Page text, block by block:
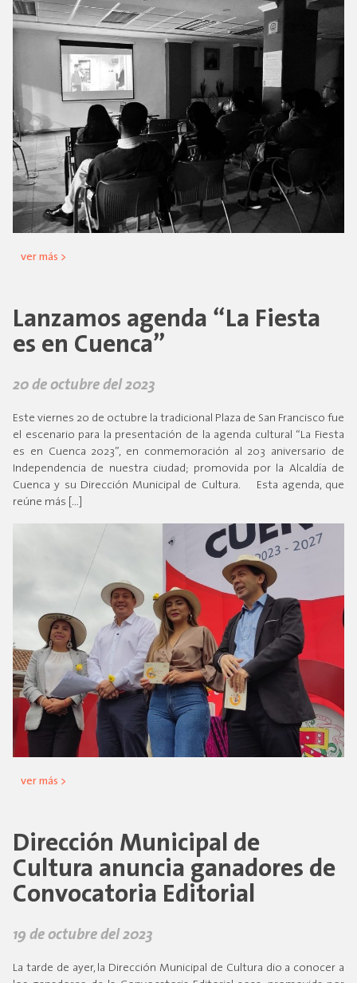
ver más >
Lanzamos agenda “La Fiesta
es en Cuenca”
20 de octubre del 2023
Este viernes 20 de octubre la tradicional Plaza de San Francisco fue
el escenario para la presentación de la agenda cultural “La Fiesta
es en Cuenca 2023”, en conmemoración al 203 aniversario de
Independencia de nuestra ciudad; promovida por la Alcaldía de
Cuenca y su Dirección Municipal de Cultura. Esta agenda, que
reúne más […]
ver más >
Dirección Municipal de
Cultura anuncia ganadores de
Convocatoria Editorial
19 de octubre del 2023
La tarde de ayer, la Dirección Municipal de Cultura dio a conocer a